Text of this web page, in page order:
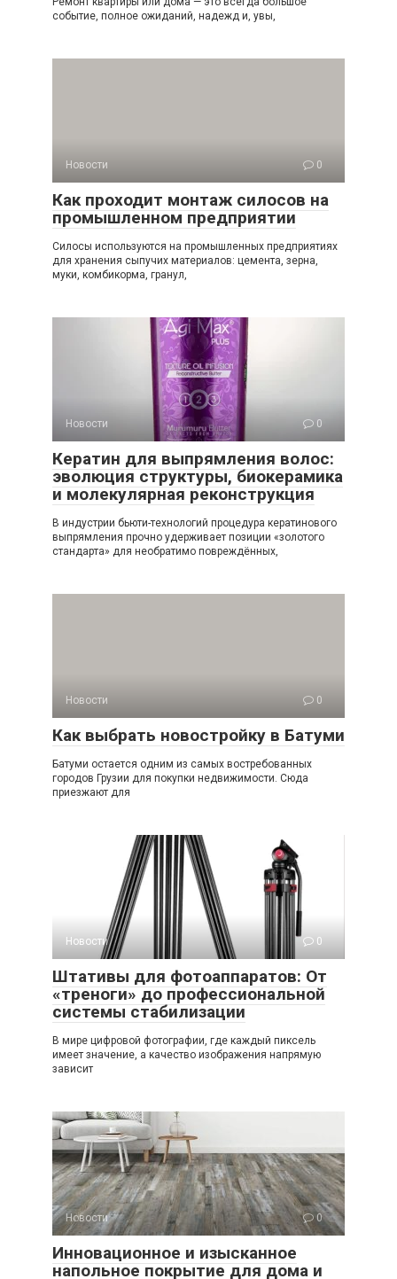
событие, полное ожиданий, надежд и, увы,
Новости 0
Как проходит монтаж силосов на
промышленном предприятии
Силосы используются на промышленных предприятиях
для хранения сыпучих материалов: цемента, зерна,
муки, комбикорма, гранул,
Новости 0
Кератин для выпрямления волос:
эволюция структуры, биокерамика
и молекулярная реконструкция
В индустрии бьюти-технологий процедура кератинового
выпрямления прочно удерживает позиции «золотого
стандарта» для необратимо повреждённых,
Новости 0
Как выбрать новостройку в Батуми
Батуми остается одним из самых востребованных
городов Грузии для покупки недвижимости. Сюда
приезжают для
Новости 0
Штативы для фотоаппаратов: От
«треноги» до профессиональной
системы стабилизации
В мире цифровой фотографии, где каждый пиксель
имеет значение, а качество изображения напрямую
зависит
Новости 0
Инновационное и изысканное
напольное покрытие для дома и